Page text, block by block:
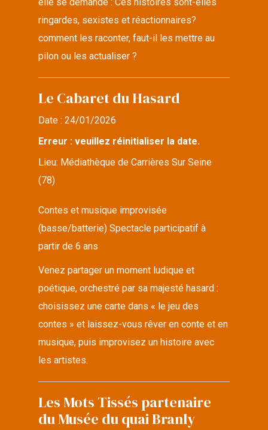
elle se demande : Ces histoires sont-elles
ringardes, sexistes et réactionnaires?
comment les raconter, faut-il les mettre au
pilon ou les actualiser ?
Le Cabaret du Hasard
Date :24/01/2026
Erreur : veuillez réinitialiser la date.
Lieu: Médiathèque de Carrières Sur Seine
(78)
Contes et musique improvisée
(basse/batterie) Spectacle participatif à
partir de 6 ans
Venez partager un moment ludique et
poétique, orchestré par sa majesté hasard :
choisissez une carte dans « le jeu des
contes » et laissez-vous rêver en conte et en
musique, puis improvisez un histoire avec
les artistes.
Les Mots Tissés partenaire
du Musée du quai Branly